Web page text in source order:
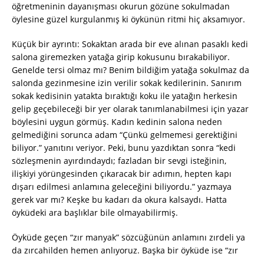
öğretmeninin dayanışması okurun gözüne sokulmadan
öylesine güzel kurgulanmış ki öykünün ritmi hiç aksamıyor.
Küçük bir ayrıntı: Sokaktan arada bir eve alınan pasaklı kedi
salona giremezken yatağa girip kokusunu bırakabiliyor.
Genelde tersi olmaz mı? Benim bildiğim yatağa sokulmaz da
salonda gezinmesine izin verilir sokak kedilerinin. Sanırım
sokak kedisinin yatakta bıraktığı koku ile yatağın herkesin
gelip geçebileceği bir yer olarak tanımlanabilmesi için yazar
böylesini uygun görmüş. Kadın kedinin salona neden
gelmediğini sorunca adam “Çünkü gelmemesi gerektiğini
biliyor.” yanıtını veriyor. Peki, bunu yazdıktan sonra “kedi
sözleşmenin ayırdındaydı; fazladan bir sevgi isteğinin,
ilişkiyi yörüngesinden çıkaracak bir adımın, hepten kapı
dışarı edilmesi anlamına geleceğini biliyordu.” yazmaya
gerek var mı? Keşke bu kadarı da okura kalsaydı. Hatta
öyküdeki ara başlıklar bile olmayabilirmiş.
Öyküde geçen “zır manyak” sözcüğünün anlamını zırdeli ya
da zırcahilden hemen anlıyoruz. Başka bir öyküde ise “zır